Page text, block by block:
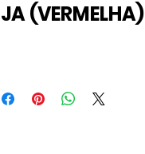
(VERMELHA)